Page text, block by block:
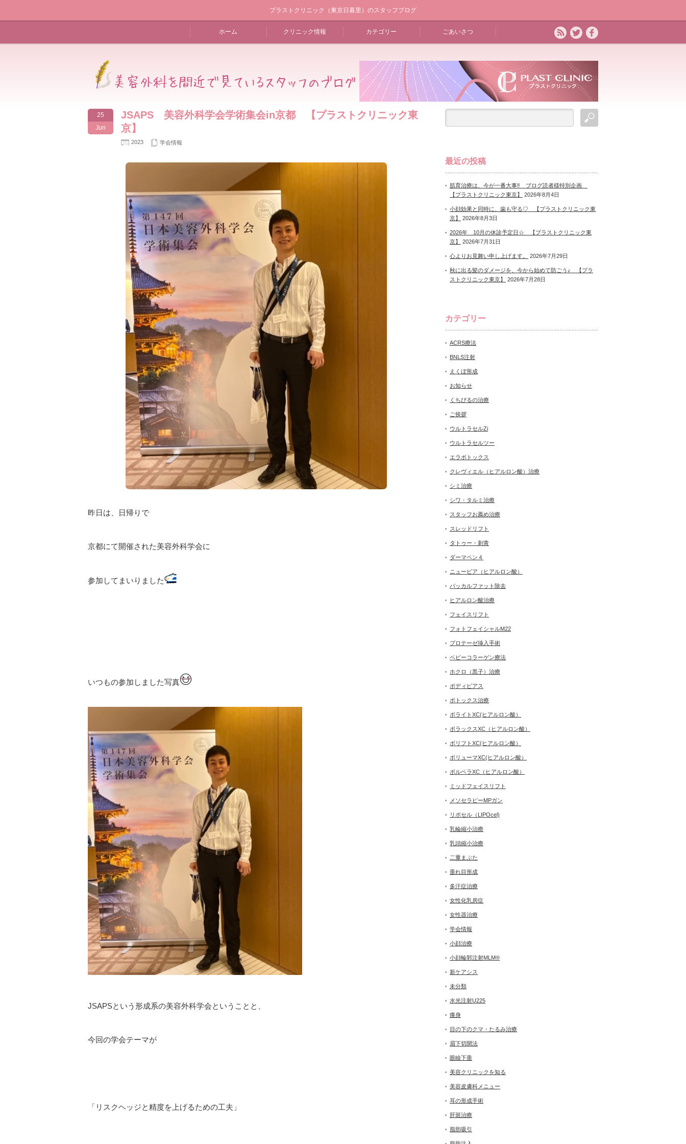
プラストクリニック（東京日暮里）のスタッフブログ
ホーム クリニック情報 カテゴリー ごあいさつ
25
Jun
JSAPS 美容外科学会学術集会in京都 【プラストクリニック東
京】
2023 学会情報
昨日は、日帰りで
京都にて開催された美容外科学会に
参加してまいりました
いつもの参加しました写真
JSAPSという形成系の美容外科学会ということと、
今回の学会テーマが
「リスクヘッジと精度を上げるための工夫」
最近の投稿
肌育治療は、今が一番大事‼ ブログ読者様特別企画
【プラストクリニック東京】
2026年8月4日
小顔効果と同時に、歯も守る♡ 【プラストクリニック東
京】
2026年8月3日
2026年 10月の休診予定日☆ 【プラストクリニック東
京】
2026年7月31日
心よりお見舞い申し上げます。 2026年7月29日
秋に出る髪のダメージを、今から始めて防ごう♪ 【プラ
ストクリニック東京】
2026年7月28日
カテゴリー
ACRS療法
BNLS注射
えくぼ形成
お知らせ
くちびるの治療
ご挨拶
ウルトラセルZi
ウルトラセルツー
エラボトックス
クレヴィエル（ヒアルロン酸）治療
シミ治療
シワ・タルミ治療
スタッフお薦め治療
スレッドリフト
タトゥー・刺青
ダーマペン４
ニュービア（ヒアルロン酸）
バッカルファット除去
ヒアルロン酸治療
フェイスリフト
フォトフェイシャルM22
プロテーゼ挿入手術
ベビーコラーゲン療法
ホクロ（黒子）治療
ボディピアス
ボトックス治療
ボライトXC(ヒアルロン酸）
ボラックスXC（ヒアルロン酸）
ボリフトXC(ヒアルロン酸）
ボリューマXC(ヒアルロン酸）
ボルベラXC（ヒアルロン酸）
ミッドフェイスリフト
メソセラピーMPガン
リポセル（LIPOcel)
乳輪縮小治療
乳頭縮小治療
二重まぶた
垂れ目形成
多汗症治療
女性化乳房症
女性器治療
学会情報
小顔治療
小顔輪郭注射MLM®
新ケアシス
未分類
水光注射U225
痩身
目の下のクマ・たるみ治療
眉下切開法
眼瞼下垂
美容クリニックを知る
美容皮膚科メニュー
耳の形成手術
肝斑治療
脂肪吸引